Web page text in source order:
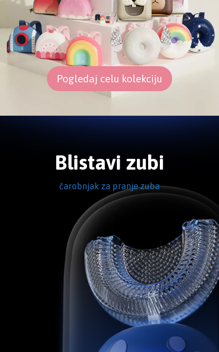
Pogledaj celu kolekciju
Blistavi zubi
čarobnjak za pranje zuba